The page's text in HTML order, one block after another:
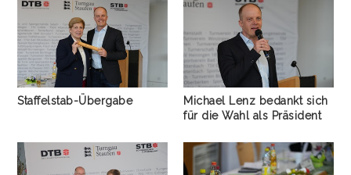
Staffelstab-Übergabe
Michael Lenz bedankt sich
für die Wahl als Präsident